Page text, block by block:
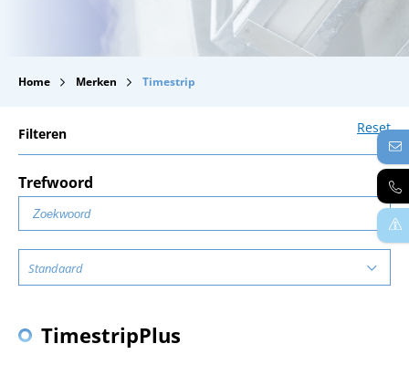
Home Merken Timestrip
Filteren
Trefwoord
Reset
Standaard
TimestripPlus